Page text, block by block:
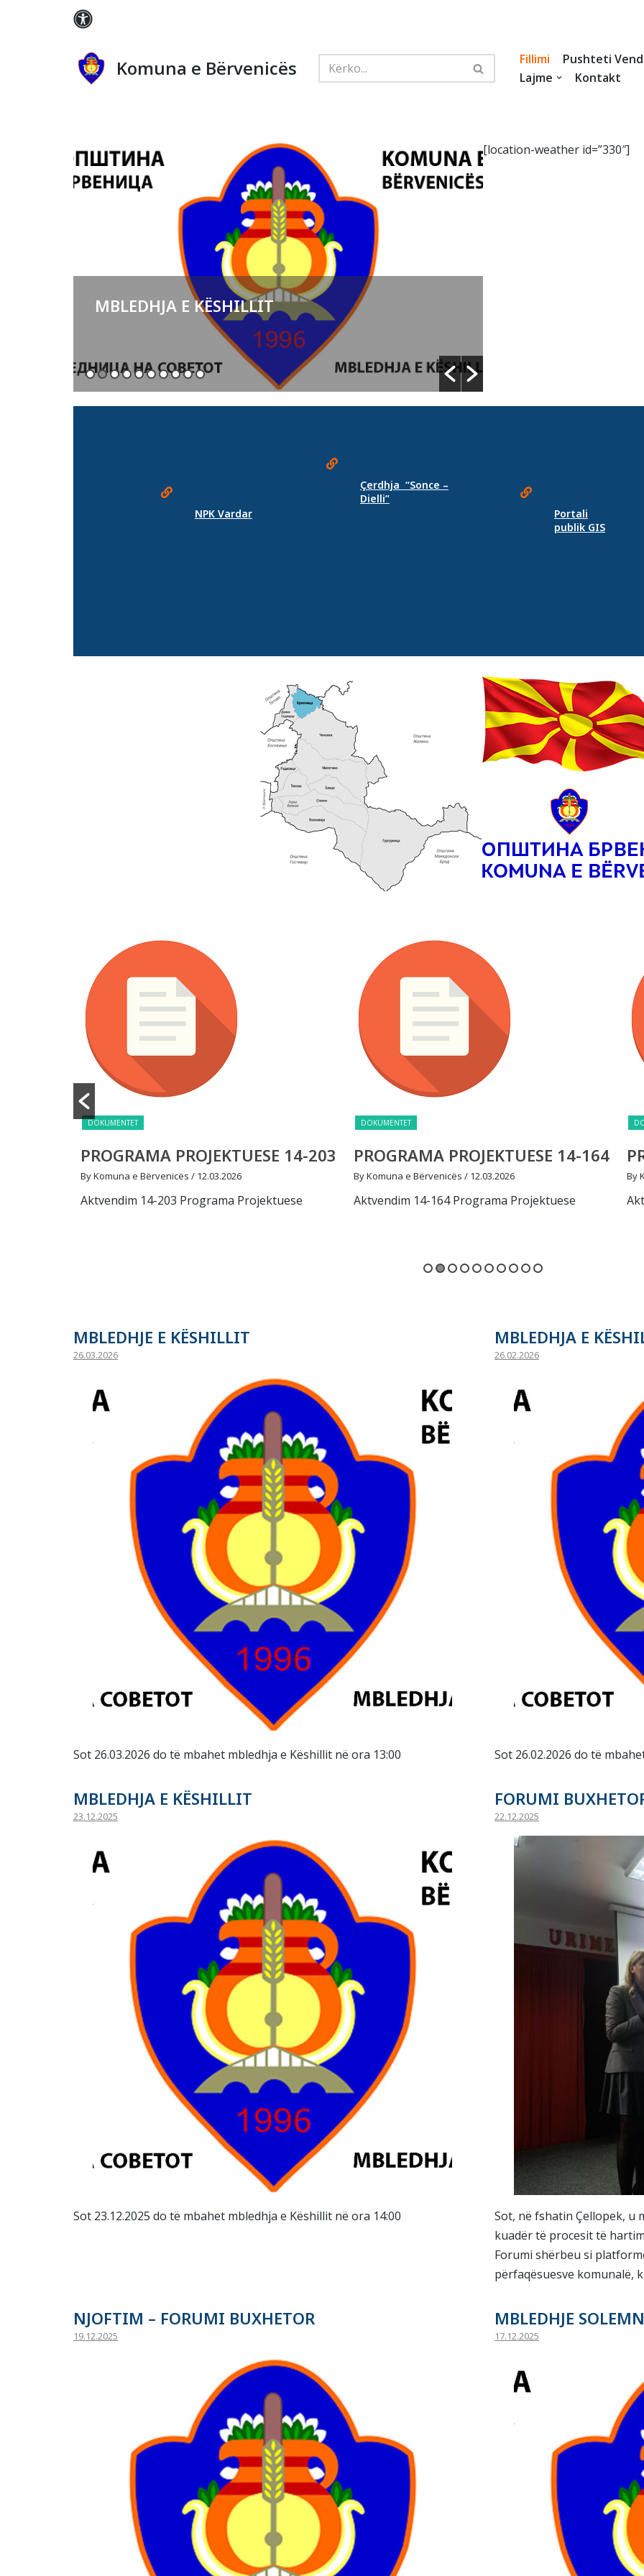
Komuna e Bërvenicës Fillimi
Pushteti
Lajme
Kontakt
MBLEDHJA E KËSHILLIT
[location-weather id=”330″]
NPK Vardar
Çerdhja “Sonce –
Dielli”
Portali
publik GIS
DOKUMENTET
PROGRAMA PROJEKTUESE 14-203
By Komuna e Bërvenicës/ 12.03.2026
Aktvendim 14-203 Programa Projektuese
DOKUMENTET
PROGRAMA PROJEKTUESE 14-164
By Komuna e Bërvenicës/ 12.03.2026
Aktvendim 14-164 Programa Projektuese
By
MBLEDHJE E KËSHILLIT
26.03.2026
Sot 26.03.2026 do të mbahet mbledhja e Këshillit në ora 13:00
MBLEDHJA E
26.02.2026
Sot 26.02.2026 do të
MBLEDHJA E KËSHILLIT
23.12.2025
Sot 23.12.2025 do të mbahet mbledhja e Këshillit në ora 14:00
FORUMI
22.12.2025
Sot, në fshatin Çellopek, u
kuadër të procesit të
Forumi shërbeu si
përfaqësuesve komunalë,
NJOFTIM – FORUMI BUXHETOR
19.12.2025
MBLEDHJE
17.12.2025